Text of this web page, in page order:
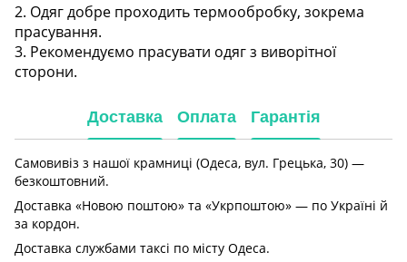
2. Одяг добре проходить термообробку, зокрема
прасування.
3. Рекомендуємо прасувати одяг з виворітної
сторони.
Доставка Оплата Гарантія
Самовивіз з нашої крамниці (Одеса, вул. Грецька, 30) —
безкоштовний.
Доставка «Новою поштою» та «Укрпоштою» — по Україні й
за кордон.
Доставка службами таксі по місту Одеса.